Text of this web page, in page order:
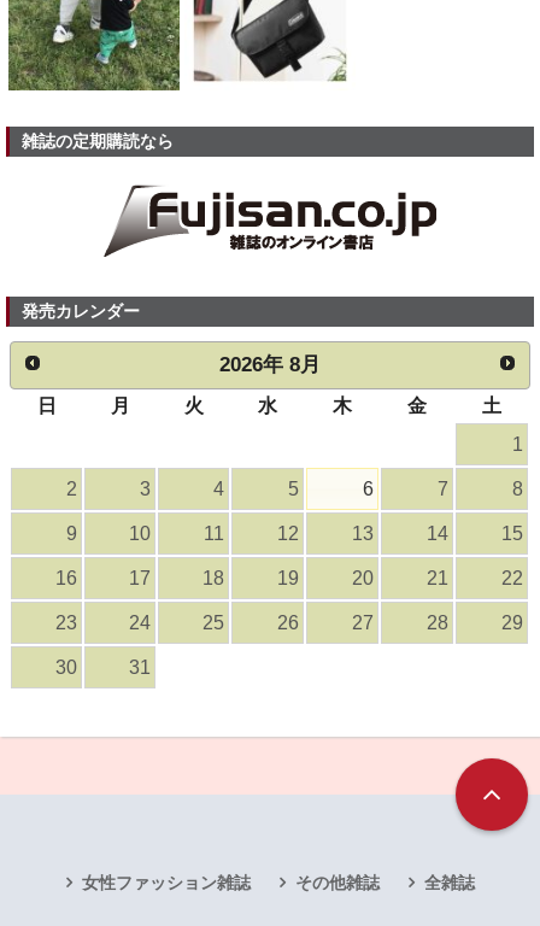
雑誌の定期購読なら
発売カレンダー
2026年 8月
日 月 火 水 木 金
土
1
2 3 4 5 6 7 8
9 10 11 12 13 14 15
16 17 18 19 20 21 22
23 24 25 26 27 28 29
30 31
女性ファッション雑誌 その他雑誌 全雑誌